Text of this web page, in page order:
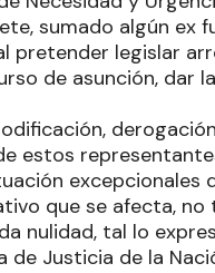
sumado algún ex
legislar
de asunción, dar
estos
excepcionales
que se afecta, no
nulidad, tal lo
Justicia de la